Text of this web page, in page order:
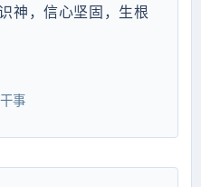
神，信心坚固，生根
事